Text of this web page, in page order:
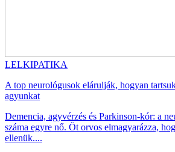
LELKIPATIKA
A top neurológusok elárulják, hogyan
agyunkat
Demencia, agyvérzés és Parkinson-kór: a
száma egyre nő. Öt orvos elmagyarázza,
ellenük....